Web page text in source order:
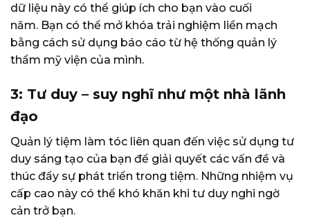
dữ liệu này có thể giúp ích cho bạn vào cuối
năm. Bạn có thể mở khóa trải nghiệm liền mạch
bằng cách sử dụng báo cáo từ hệ thống quản lý
thẩm mỹ viện của mình.
3: Tư duy – suy nghĩ như một nhà lãnh
đạo
Quản lý tiệm làm tóc liên quan đến việc sử dụng tư
duy sáng tạo của bạn để giải quyết các vấn đề và
thúc đẩy sự phát triển trong tiệm. Những nhiệm vụ
cấp cao này có thể khó khăn khi tư duy nghi ngờ
cản trở bạn.